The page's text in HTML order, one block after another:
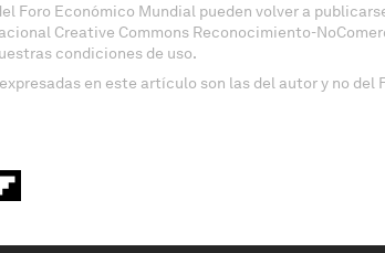
Foro Económico Mundial pueden volver a
Creative Commons Reconocimiento-
condiciones de uso.
en este artículo son las del autor y no del